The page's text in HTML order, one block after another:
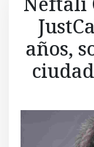
años,